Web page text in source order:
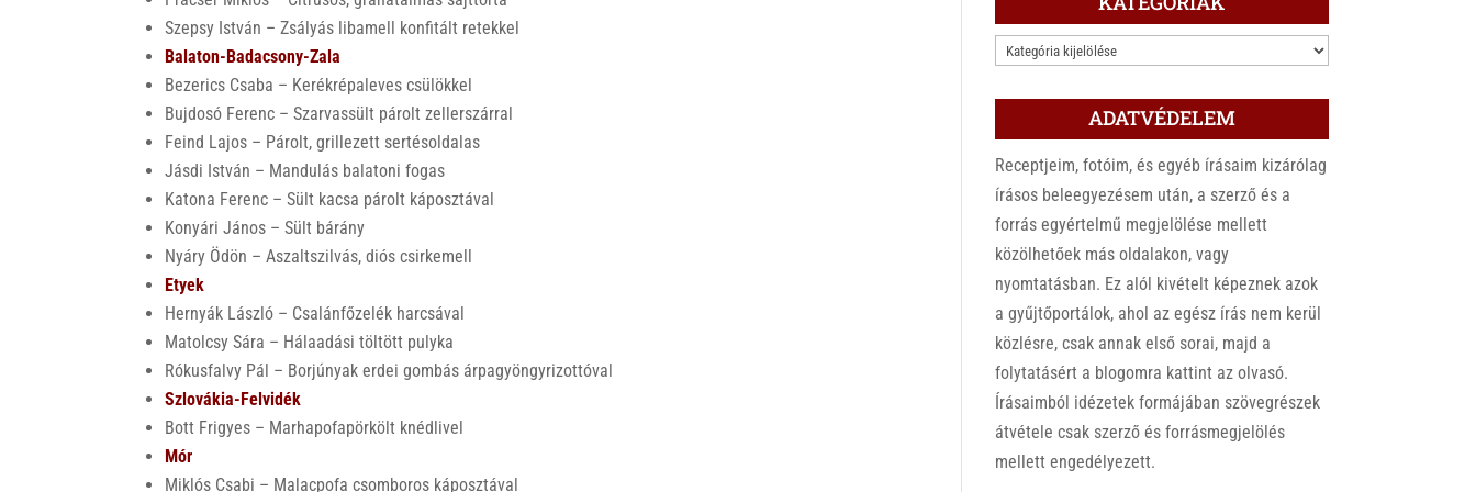
Szepsy István – Zsályás libamell konfitált retekkel
Balaton-Badacsony-Zala
Bezerics Csaba – Kerékrépaleves csülökkel
Bujdosó Ferenc – Szarvassült párolt zellerszárral
Feind Lajos – Párolt, grillezett sertésoldalas
Jásdi István – Mandulás balatoni fogas
Katona Ferenc – Sült kacsa párolt káposztával
Konyári János – Sült bárány
Nyáry Ödön – Aszaltszilvás, diós csirkemell
Etyek
Hernyák László – Csalánfőzelék harcsával
Matolcsy Sára – Hálaadási töltött pulyka
Rókusfalvy Pál – Borjúnyak erdei gombás árpagyöngyrizottóval
Szlovákia-Felvidék
Bott Frigyes – Marhapofapörkölt knédlivel
Mór
Miklós Csabi – Malacpofa csomboros káposztával
KATEGÓRIÁK
ADATVÉDELEM
Receptjeim, fotóim, és egyéb írásaim kizárólag
írásos beleegyezésem után, a szerző és a
forrás egyértelmű megjelölése mellett
közölhetőek más oldalakon, vagy
nyomtatásban. Ez alól kivételt képeznek azok
a gyűjtőportálok, ahol az egész írás nem kerül
közlésre, csak annak első sorai, majd a
folytatásért a blogomra kattint az olvasó.
Írásaimból idézetek formájában szövegrészek
átvétele csak szerző és forrásmegjelölés
mellett engedélyezett.